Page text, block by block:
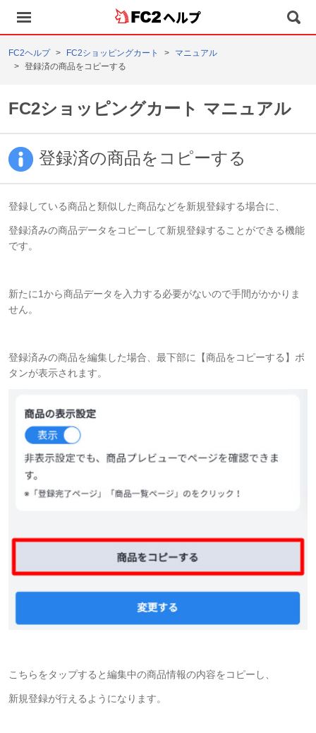
ヘルプ
FC2ヘルプ FC2ショッピングカート
マニュアル
登録済の商品をコピーする
FC2ショッピングカート マニュアル
登録済の商品をコピーする
登録している商品と類似した商品などを新規登録する場合に、
登録済みの商品データをコピーして新規登録することができる機能
です。
新たに1から商品データを入力する必要がないので手間がかかりま
せん。
登録済みの商品を編集した場合、最下部に【商品をコピーする】ボ
タンが表示されます。
こちらをタップすると編集中の商品情報の内容をコピーし、
新規登録が行えるようになります。